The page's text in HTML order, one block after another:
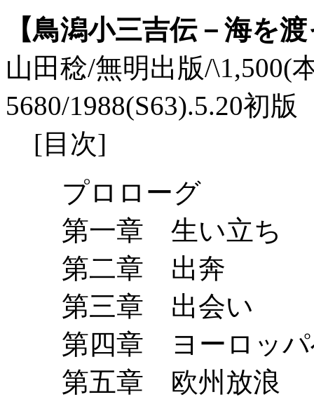
【鳥潟小三吉伝－海を
山田稔/無明出版/\1,500(
5680/1988(S63).5.20初版
[目次]
プロローグ
第一章 生い立ち
第二章 出奔
第三章 出会い
第四章 ヨーロッ
第五章 欧州放浪